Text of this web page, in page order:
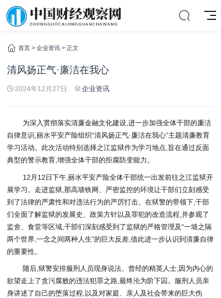
首页 > 企业资讯 > 正文
清风扬正气·廉洁在我心
2024年12月27日 企业资讯
为深入贯彻落实清廉金融文化建设,进一步加强全体干部的廉洁
自律意识,丽水平安产险组织“清风扬正气·廉洁在我心”主题清廉教育
学习活动。此次活动特别选择之江监狱作为学习地点,旨在通过反面
典型的警示教育,增强全体干部的拒腐防变能力。
12月12日下午,丽水平安产险全体干部统一出发前往之江监狱开
展学习。走进监狱,那高墙铁网、严密监控的环境让干部们立刻感受
到了法律的严肃性和对违法行为的严厉打击。在狱警的带领下,干部
们全面了解监狱的发展史、政策方针以及罪犯的改造流程,并参观了
监舍、食堂等区域,干部们深刻感受到了监狱的严格管理及“一墙之隔
两个世界,一念之间两种人生”的巨大反差,借此进一步认识到清廉自律
的重要性。
随后,狱警安排服刑人员现身说法。曾经的精英人士,因为内心的
欲望走上了贪污腐败的违法犯罪之路,最终沦为阶下囚。服刑人员亲
身讲述了自己的堕落过程,以及对家庭、亲人及社会带来的巨大伤